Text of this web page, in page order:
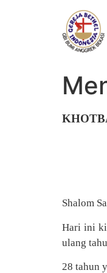
Shalom
Hari ini
ulang
28 tahun